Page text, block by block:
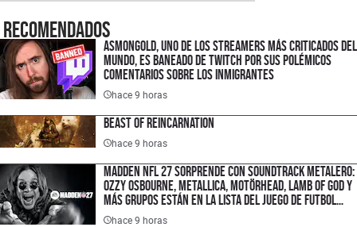
Recomendados
Asmongold, uno de los streamers más criticados del
mundo, es baneado de Twitch por sus polémicos
comentarios sobre los inmigrantes
hace 9 horas
Beast of Reincarnation
hace 9 horas
Madden NFL 27 sorprende con soundtrack metalero:
Ozzy Osbourne, Metallica, Motörhead, Lamb of God y
más grupos están en la lista del juego de futbol
americano
hace 9 horas